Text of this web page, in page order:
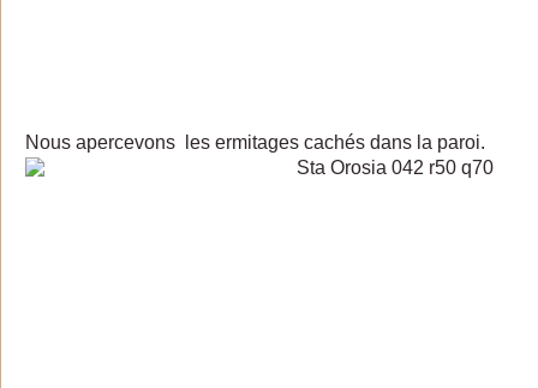
Nous apercevons les ermitages cachés dans la paroi.